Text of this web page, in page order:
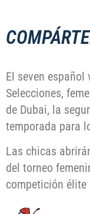
El seven
Selecciones,
de Dubai, la
temporada para
Las chicas
del torneo
competición